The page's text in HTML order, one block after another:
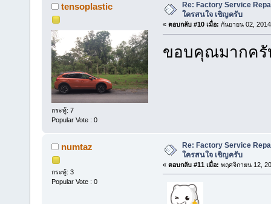
tensoplastic
กระทู้: 7
Popular Vote : 0
Re: Factory Service
ใครสนใจ เชิญครับ
« ตอบกลับ #10 เมื่อ: กันยายน 02,
ขอบคุณมากครั
numtaz
กระทู้: 3
Popular Vote : 0
Re: Factory Service
ใครสนใจ เชิญครับ
« ตอบกลับ #11 เมื่อ: พฤศจิกายน 12,